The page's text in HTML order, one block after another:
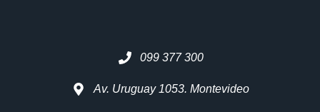
099 377 300
Av. Uruguay 1053. Montevideo